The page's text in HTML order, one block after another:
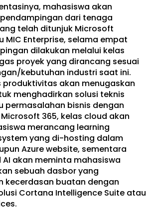
mahasiswa akan
dari tenaga
telah ditunjuk Microsoft
MIC Enterprise, selama empat
dilakukan melalui kelas
proyek yang dirancang sesuai
kebutuhan industri saat ini.
produktivitas akan menugaskan
menghadirkan solusi teknis
permasalahan bisnis dengan
365, kelas cloud akan
merancang learning
yang di-hosting dalam
Azure website, sementara
AI akan meminta mahasiswa
sebuah dasbor yang
kecerdasan buatan dengan
Cortana Intelligence Suite atau